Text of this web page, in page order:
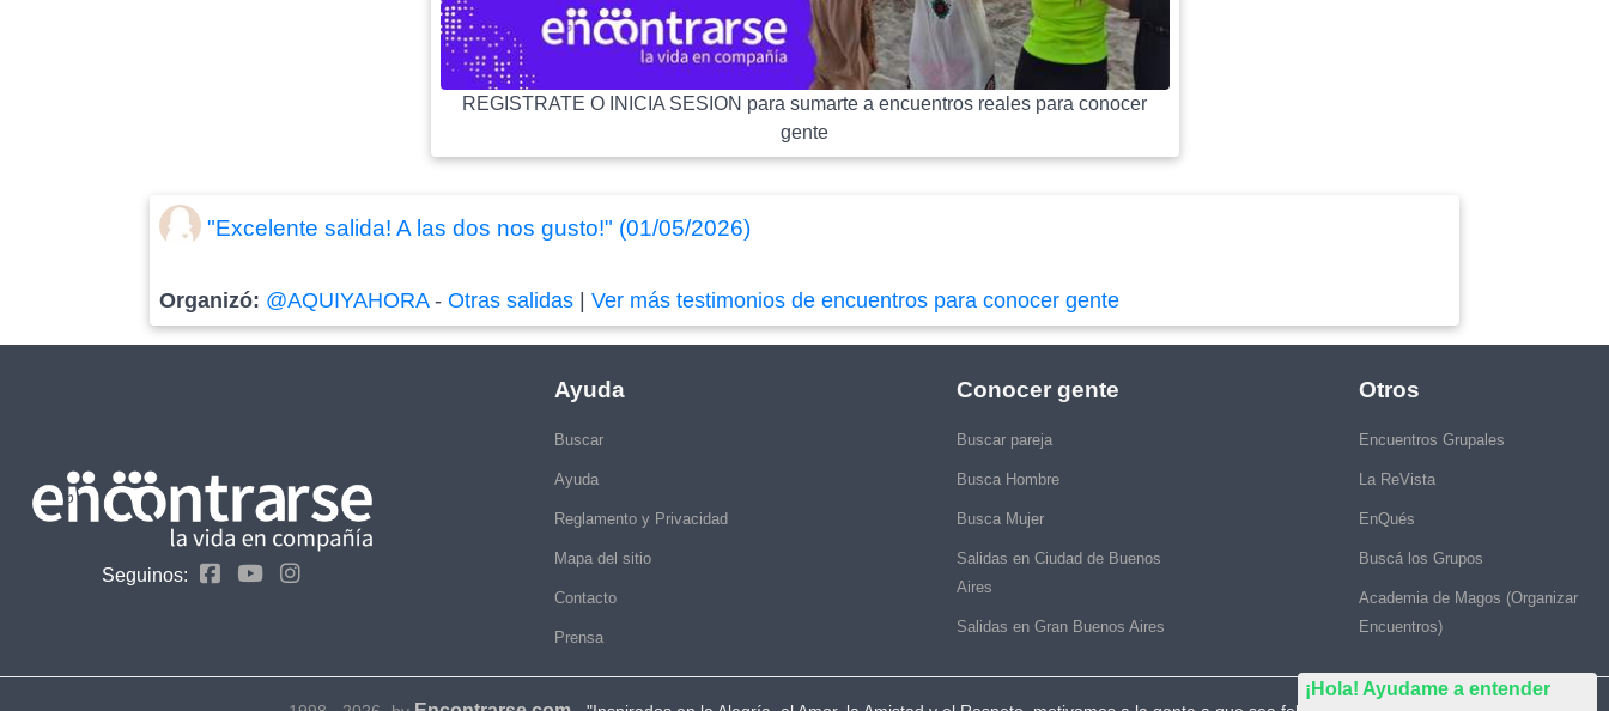
¡Hola! Ayudame a entender
REGISTRATE O INICIA SESION para sumarte a encuentros reales para conocer
gente
"Excelente salida! A las dos nos gusto!" (01/05/2026)
Organizó: @AQUIYAHORA-Otras salidas |Ver más testimonios de encuentros para conocer gente
Seguinos:
Ayuda
Buscar
Ayuda
Reglamento y Privacidad
Mapa del sitio
Contacto
Prensa
Conocer gente
Buscar pareja
Busca Hombre
Busca Mujer
Salidas en Ciudad de Buenos
Aires
Salidas en Gran Buenos Aires
Otros
Encuentros Grupales
La ReVista
EnQués
Buscá los Grupos
Academia de Magos (Organizar
Encuentros)